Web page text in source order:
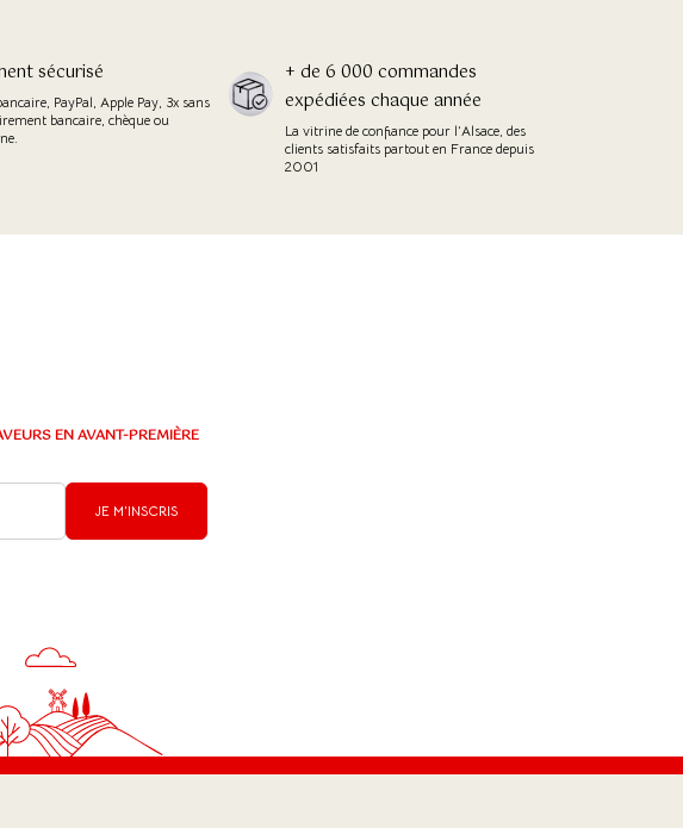
sécurisé
PayPal, Apple Pay, 3x sans
bancaire, chèque ou
+ de 6 000 commandes
expédiées chaque année
La vitrine de confiance pour l’Alsace, des
clients satisfaits partout en France depuis
2001
EN AVANT-PREMIÈRE
JE M'INSCRIS